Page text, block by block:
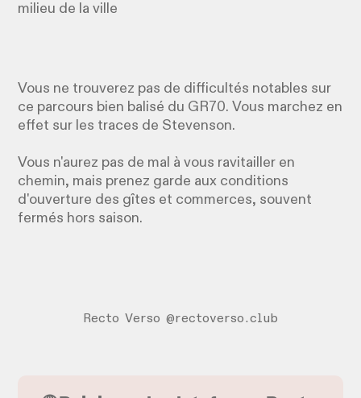
milieu de la ville
Vous ne trouverez pas de difficultés notables sur
ce parcours bien balisé du GR70. Vous marchez en
effet sur les traces de Stevenson.
Vous n'aurez pas de mal à vous ravitailler en
chemin, mais prenez garde aux conditions
d'ouverture des gîtes et commerces, souvent
fermés hors saison.
Recto Verso @rectoverso.club